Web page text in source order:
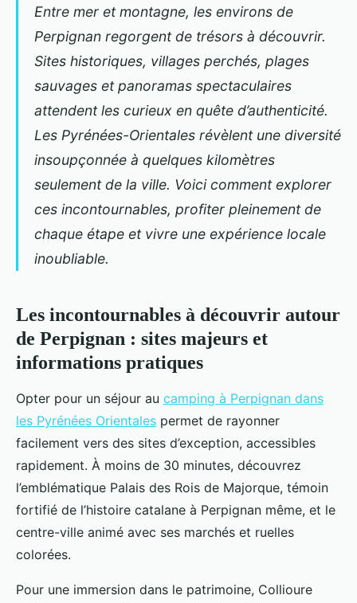
Tourisme dans les pyrénées-
orientales : incontournables à
proximité de perpignan
Gregory 30 septembre 2025 6 min de lecture
Entre mer et montagne, les environs de
Perpignan regorgent de trésors à découvrir.
Sites historiques, villages perchés, plages
sauvages et panoramas spectaculaires
attendent les curieux en quête d’authenticité.
Les Pyrénées-Orientales révèlent une diversité
insoupçonnée à quelques kilomètres
seulement de la ville. Voici comment explorer
ces incontournables, profiter pleinement de
chaque étape et vivre une expérience locale
inoubliable.
Les incontournables à découvrir autour
de Perpignan : sites majeurs et
informations pratiques
Opter pour un séjour au camping à Perpignan dans
les Pyrénées Orientales permet de rayonner
facilement vers des sites d’exception, accessibles
rapidement. À moins de 30 minutes, découvrez
l’emblématique Palais des Rois de Majorque, témoin
fortifié de l’histoire catalane à Perpignan même, et le
centre-ville animé avec ses marchés et ruelles
colorées.
Pour une immersion dans le patrimoine, Collioure